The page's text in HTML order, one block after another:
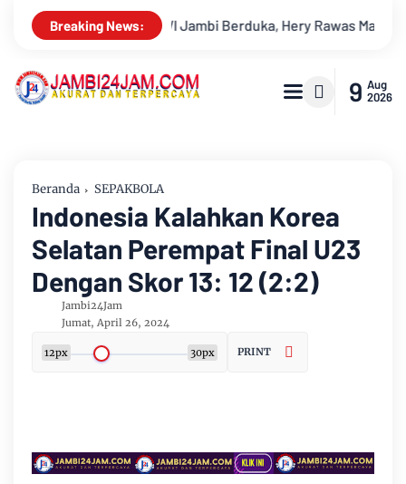
Breaking News:
Hery Rawas Mantan Sekretaris PWI Jambi Tutup Usia
9 Aug
2026
Beranda SEPAKBOLA
Indonesia Kalahkan Korea
Selatan Perempat Final U23
Dengan Skor 13: 12 (2:2)
Jambi24Jam
Jumat, April 26, 2024
12px 30px PRINT